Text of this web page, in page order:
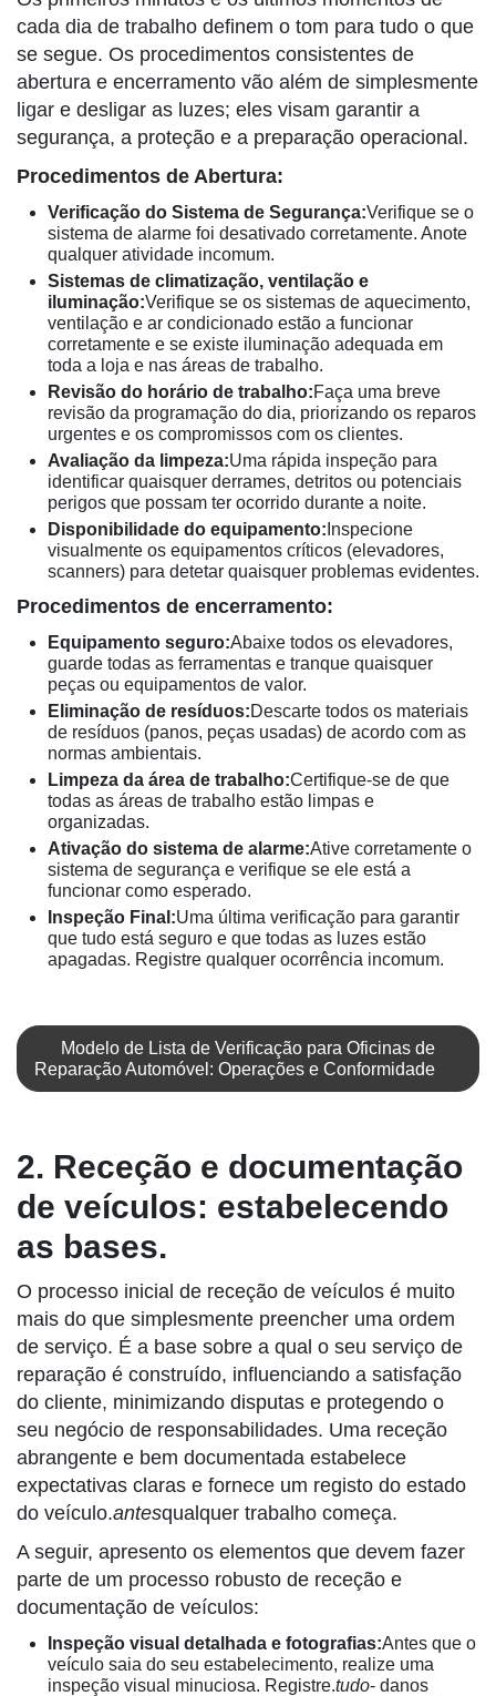
cada dia de trabalho definem o tom para tudo o que
se segue. Os procedimentos consistentes de
abertura e encerramento vão além de simplesmente
ligar e desligar as luzes; eles visam garantir a
segurança, a proteção e a preparação operacional.
Procedimentos de Abertura:
Verificação do Sistema de Segurança:Verifique se o
sistema de alarme foi desativado corretamente. Anote
qualquer atividade incomum.
Sistemas de climatização, ventilação e
iluminação:Verifique se os sistemas de aquecimento,
ventilação e ar condicionado estão a funcionar
corretamente e se existe iluminação adequada em
toda a loja e nas áreas de trabalho.
Revisão do horário de trabalho:Faça uma breve
revisão da programação do dia, priorizando os reparos
urgentes e os compromissos com os clientes.
Avaliação da limpeza:Uma rápida inspeção para
identificar quaisquer derrames, detritos ou potenciais
perigos que possam ter ocorrido durante a noite.
Disponibilidade do equipamento: Inspecione
visualmente os equipamentos críticos (elevadores,
scanners) para detetar quaisquer problemas evidentes.
Procedimentos de encerramento:
Equipamento seguro:Abaixe todos os elevadores,
guarde todas as ferramentas e tranque quaisquer
peças ou equipamentos de valor.
Eliminação de resíduos:Descarte todos os materiais
de resíduos (panos, peças usadas) de acordo com as
normas ambientais.
Limpeza da área de trabalho:Certifique-se de que
todas as áreas de trabalho estão limpas e
organizadas.
Ativação do sistema de alarme:Ative corretamente o
sistema de segurança e verifique se ele está a
funcionar como esperado.
Inspeção Final:Uma última verificação para garantir
que tudo está seguro e que todas as luzes estão
apagadas. Registre qualquer ocorrência incomum.
Modelo de Lista de Verificação para Oficinas de
Reparação Automóvel: Operações e Conformidade
2. Receção e documentação
de veículos: estabelecendo
as bases.
O processo inicial de receção de veículos é muito
mais do que simplesmente preencher uma ordem
de serviço. É a base sobre a qual o seu serviço de
reparação é construído, influenciando a satisfação
do cliente, minimizando disputas e protegendo o
seu negócio de responsabilidades. Uma receção
abrangente e bem documentada estabelece
expectativas claras e fornece um registo do estado
do veículo.antesqualquer trabalho começa.
A seguir, apresento os elementos que devem fazer
parte de um processo robusto de receção e
documentação de veículos:
Inspeção visual detalhada e fotografias:Antes que o
veículo saia do seu estabelecimento, realize uma
inspeção visual minuciosa. Registre.tudo- danos